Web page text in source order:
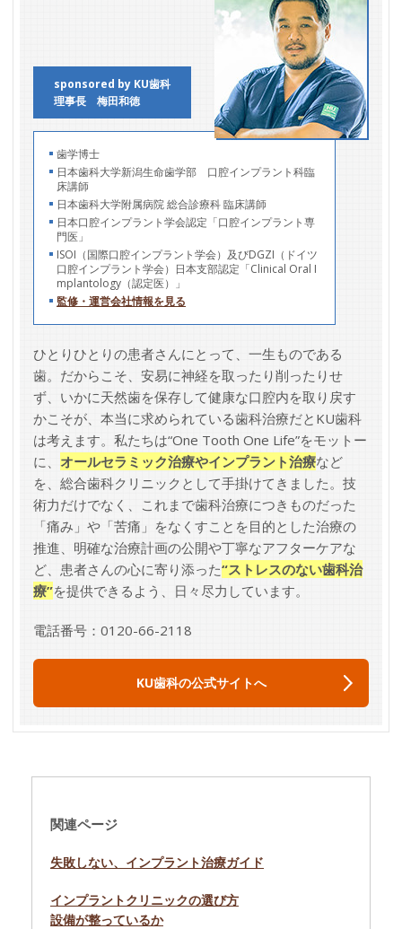
sponsored by KU歯科
理事長 梅田和徳
歯学博士
日本歯科大学新潟生命歯学部 口腔インプラント科臨
床講師
日本歯科大学附属病院 総合診療科 臨床講師
日本口腔インプラント学会認定「口腔インプラント専
門医」
ISOI（国際口腔インプラント学会）及びDGZI（ドイツ
口腔インプラント学会）日本支部認定「Clinical Oral I
mplantology（認定医）」
監修・運営会社情報を見る
ひとりひとりの患者さんにとって、一生ものである
歯。だからこそ、安易に神経を取ったり削ったりせ
ず、いかに天然歯を保存して健康な口腔内を取り戻す
かこそが、本当に求められている歯科治療だとKU歯科
は考えます。私たちは“One Tooth One Life”をモットー
に、 オールセラミック治療やインプラント治療など
を、総合歯科クリニックとして手掛けてきました。技
術力だけでなく、これまで歯科治療につきものだった
「痛み」や「苦痛」をなくすことを目的とした治療の
推進、明確な治療計画の公開や丁寧なアフターケアな
ど、患者さんの心に寄り添った“ストレスのない歯科治
療”を提供できるよう、日々尽力しています。
電話番号：0120-66-2118
KU歯科の公式サイトへ
関連ページ
失敗しない、インプラント治療ガイド
インプラントクリニックの選び方
設備が整っているか